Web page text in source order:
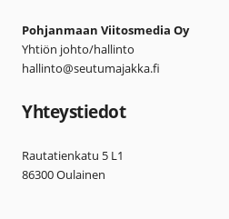
Pohjanmaan Viitosmedia Oy
Yhtiön johto/hallinto
hallinto@seutumajakka.fi
Yhteystiedot
Rautatienkatu 5 L1
86300 Oulainen